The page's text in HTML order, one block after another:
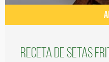
Receta de setas